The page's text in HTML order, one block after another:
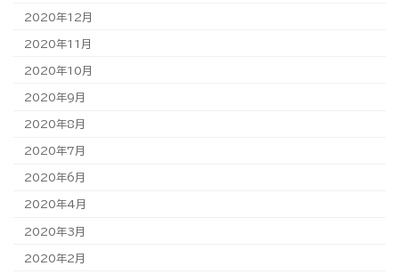
2020年12月
2020年11月
2020年10月
2020年9月
2020年8月
2020年7月
2020年6月
2020年4月
2020年3月
2020年2月